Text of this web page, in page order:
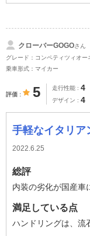
クローバーGOGOさん
グレード：コンペティツィオ
乗車形式：マイカー
評価 5 走行性能 4
デザイン 4
手軽なイタリア
2022.6.25
総評
内装の劣化が国産車
満足している点
ハンドリングは、流